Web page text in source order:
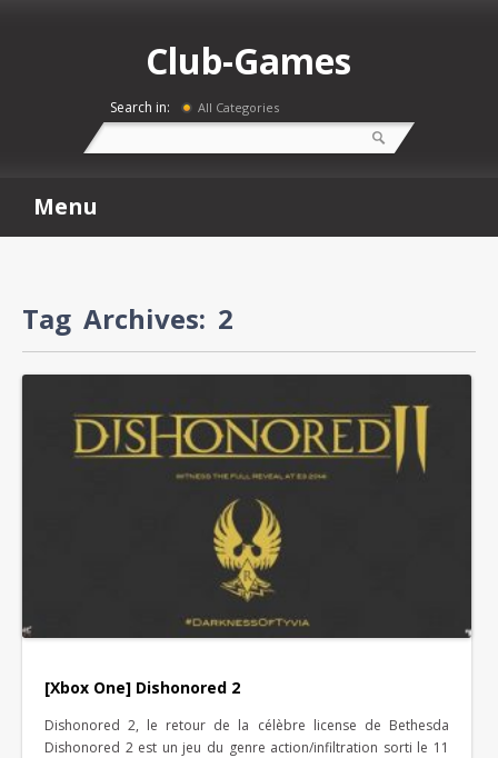
Club-Games
Search in: All Categories
Menu
Tag Archives: 2
[Xbox One] Dishonored 2
Dishonored 2, le retour de la célèbre license de Bethesda
Dishonored 2 est un jeu du genre action/infiltration sorti le 11